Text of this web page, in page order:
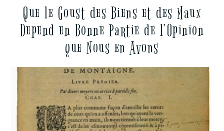
Que le Goust des Biens et des Maux
Depend en Bonne Partie de l’Opinion
que Nous en Avons